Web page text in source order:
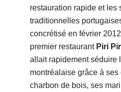
restauration rapide et les
traditionnelles
concrétisé en février
premier restaurant Piri
allait rapidement séduire
montréalaise grâce à
charbon de bois, ses